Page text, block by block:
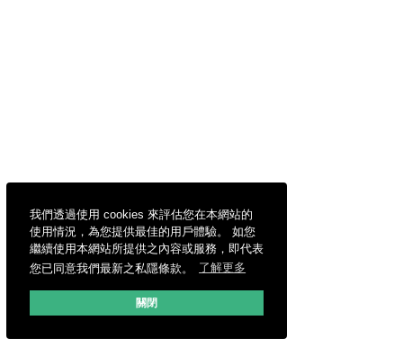
我們透過使用 cookies 來評估您在本網站的
使用情況，為您提供最佳的用戶體驗。 如您
繼續使用本網站所提供之內容或服務，即代表
您已同意我們最新之私隱條款。
了解更多
關閉